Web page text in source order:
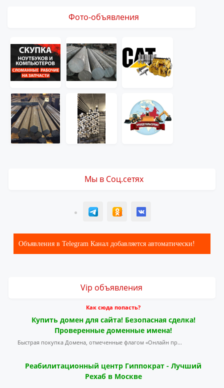
Фото-объявления
Мы в Соц.сетях
T ОК ВК
Объявления в Telegram Канал добавляется автоматически!
Vip объявления
Как сюда попасть?
Купить домен для сайта! Безопасная сделка!
Проверенные доменные имена!
Быстрая покупка Домена, отмеченные флагом «Онлайн пр...
Реабилитационный центр Гиппократ - Лучший
Рехаб в Москве